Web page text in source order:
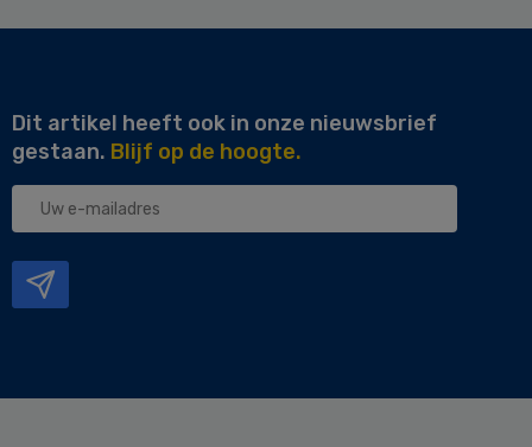
Dit artikel heeft ook in onze nieuwsbrief
gestaan. Blijf op de hoogte.
Uw